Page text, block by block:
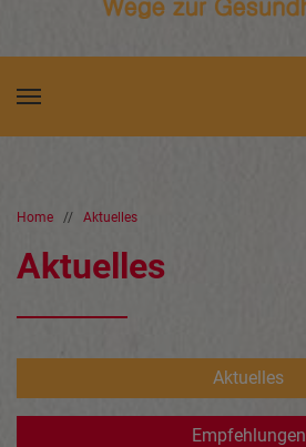
Home // Aktuelles
Aktuelles
Aktuelles
Empfehlungen